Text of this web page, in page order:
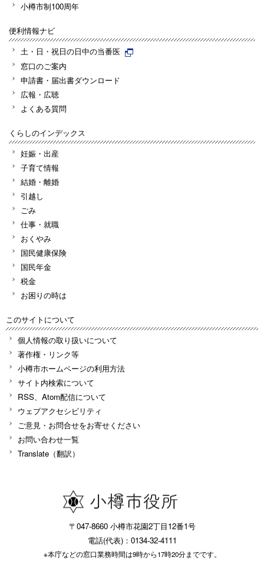
小樽市制100周年
便利情報ナビ
土・日・祝日の日中の当番医
窓口のご案内
申請書・届出書ダウンロード
広報・広聴
よくある質問
くらしのインデックス
妊娠・出産
子育て情報
結婚・離婚
引越し
ごみ
仕事・就職
おくやみ
国民健康保険
国民年金
税金
お困りの時は
このサイトについて
個人情報の取り扱いについて
著作権・リンク等
小樽市ホームページの利用方法
サイト内検索について
RSS、Atom配信について
ウェブアクセシビリティ
ご意見・お問合せをお寄せください
お問い合わせ一覧
Translate（翻訳）
〒047-8660 小樽市花園2丁目12番1号
電話(代表)：0134-32-4111
※本庁などの窓口業務時間は9時から17時20分までです。